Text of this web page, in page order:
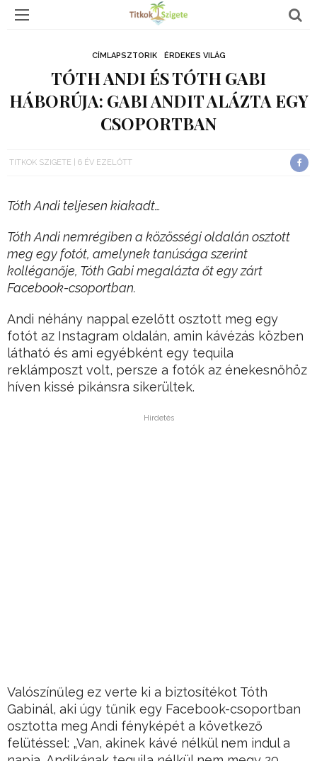
CÍMLAPSZTORIK ÉRDEKES VILÁG
TÓTH ANDI ÉS TÓTH GABI
HÁBORÚJA: GABI ANDIT ALÁZTA EGY
CSOPORTBAN
TITKOK SZIGETE 6 ÉV EZELŐTT
Tóth Andi teljesen kiakadt…
Tóth Andi nemrégiben a közösségi oldalán osztott
meg egy fotót, amelynek tanúsága szerint
kolléganője, Tóth Gabi megalázta őt egy zárt
Facebook-csoportban.
Andi néhány nappal ezelőtt osztott meg egy
fotót az Instagram oldalán, amin kávézás közben
látható és ami egyébként egy tequila
reklámposzt volt, persze a fotók az énekesnőhöz
híven kissé pikánsra sikerültek.
Hirdetés
Valószínűleg ez verte ki a biztosítékot Tóth
Gabinál, aki úgy tűnik egy Facebook-csoportban
osztotta meg Andi fényképét a következő
felütéssel: „Van, akinek kávé nélkül nem indul a